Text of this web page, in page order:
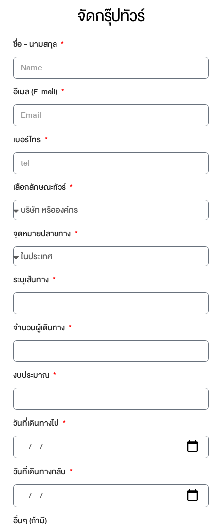
จัดกรุ๊ปทัวร์
ชื่อ - นามสกุล
อีเมล (E-mail)
เบอร์โทร
เลือกลักษณะทัวร์
จุดหมายปลายทาง
ระบุเส้นทาง
จำนวนผู้เดินทาง
งบประมาณ
วันที่เดินทางไป
วันที่เดินทางกลับ
อื่นๆ (ถ้ามี)